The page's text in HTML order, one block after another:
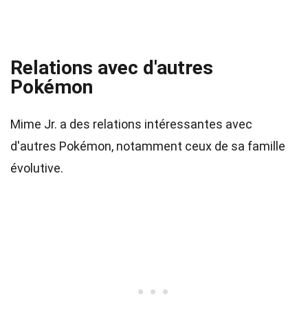
Relations avec d'autres
Pokémon
Mime Jr. a des relations intéressantes avec
d'autres Pokémon, notamment ceux de sa famille
évolutive.